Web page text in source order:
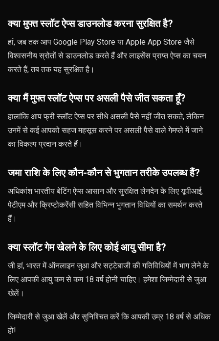
क्या मुफ्त स्लॉट ऐप्स डाउनलोड करना सुरक्षित है?
हां, जब तक आप Google Play Store या Apple App Store जैसे
विश्वसनीय स्रोतों से डाउनलोड करते हैं और लाइसेंस प्राप्त ऐप्स का चयन
करते हैं, तब तक यह सुरक्षित है।
क्या मैं मुफ्त स्लॉट ऐप्स पर असली पैसे जीत सकता हूँ?
हालांकि आप फ्री स्लॉट ऐप्स पर सीधे असली पैसे नहीं जीत सकते, लेकिन
उनमें से कई आपको सहज महसूस करने पर असली पैसे वाले गेमप्ले में जाने
का विकल्प प्रदान करते हैं।
जमा राशि के लिए कौन-कौन से भुगतान तरीके उपलब्ध हैं?
अधिकांश भारतीय बेटिंग ऐप्स आसान और सुरक्षित लेनदेन के लिए यूपीआई,
पेटीएम और क्रिप्टोकरेंसी सहित विभिन्न भुगतान विधियों का समर्थन करते
हैं।
क्या स्लॉट गेम खेलने के लिए कोई आयु सीमा है?
जी हां, भारत में ऑनलाइन जुआ और सट्टेबाजी की गतिविधियों में भाग लेने के
लिए आपकी आयु कम से कम 18 वर्ष होनी चाहिए। हमेशा जिम्मेदारी से जुआ
खेलें।
जिम्मेदारी से जुआ खेलें और सुनिश्चित करें कि आपकी उम्र 18 वर्ष से अधिक
हो!